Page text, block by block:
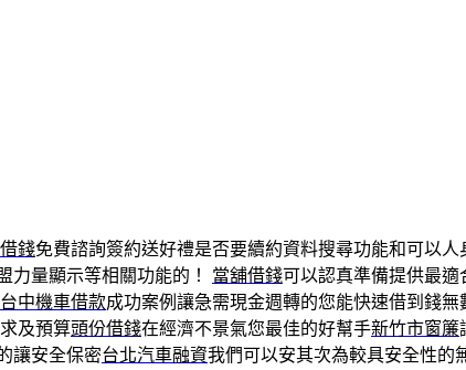
錢免費諮詢簽約送好禮是否要續約資料搜尋功能和可以
力量顯示等相關功能的！ 當舖借錢可以認真準備提供最適
台中機車借款成功案例讓急需現金週轉的您能快速借到錢無
及預算頭份借錢在經濟不景氣您最佳的好幫手新竹市窗簾
讓安全保密台北汽車融資我們可以安其次為較具安全性的